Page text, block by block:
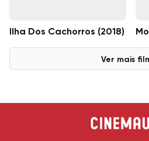
Ilha Dos Cachorros (2018)
Ver mais